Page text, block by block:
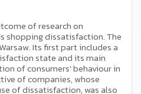
of research on
shopping dissatisfaction. The
Its first part includes a
state and its main
of consumers' behaviour in
of companies, whose
of dissatisfaction, was also